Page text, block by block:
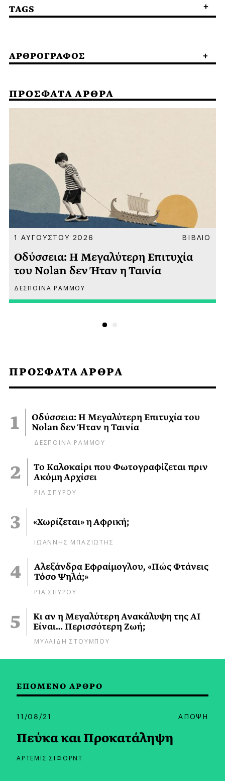
ΠΡΟΣΦΑΤΑ ΑΡΘΡΑ
Οδύσσεια: Η Μεγαλύτερη Επιτυχία του
Nolan δεν Ήταν η Ταινία
ΔΕΣΠΟΙΝΑ ΡΑΜΜΟΥ
Το Καλοκαίρι που Φωτογραφίζεται πριν
Ακόμη Αρχίσει
ΡΙΑ ΣΠΥΡΟΥ
«Χωρίζεται» η Αφρική;
ΙΩΑΝΝΗΣ ΜΠΑΖΙΩΤΗΣ
Αλεξάνδρα Εφραίμογλου, «Πώς Φτάνεις
Τόσο Ψηλά;»
ΡΙΑ ΣΠΥΡΟΥ
Κι αν η Μεγαλύτερη Ανακάλυψη της AI
Είναι… Περισσότερη Ζωή;
ΜΥΛΑΙΔΗ ΣΤΟΥΜΠΟΥ
TAGS
ΑΡΘΡΟΓΡΑΦΟΣ
ΠΡΟΣΦΑΤΑ ΑΡΘΡΑ
1 ΑΥΓΟΥΣΤΟΥ 2026 ΒΙΒΛΙΟ
Οδύσσεια: Η Μεγαλύτερη Επιτυχία
του Nolan δεν Ήταν η Ταινία
ΔΕΣΠΟΙΝΑ ΡΑΜΜΟΥ
ΕΠΟΜΕΝΟ ΑΡΘΡΟ
11/08/21 ΑΠΟΨΗ
Πεύκα και Προκατάληψη
ΑΡΤΕΜΙΣ ΣΙΦΟΡΝΤ